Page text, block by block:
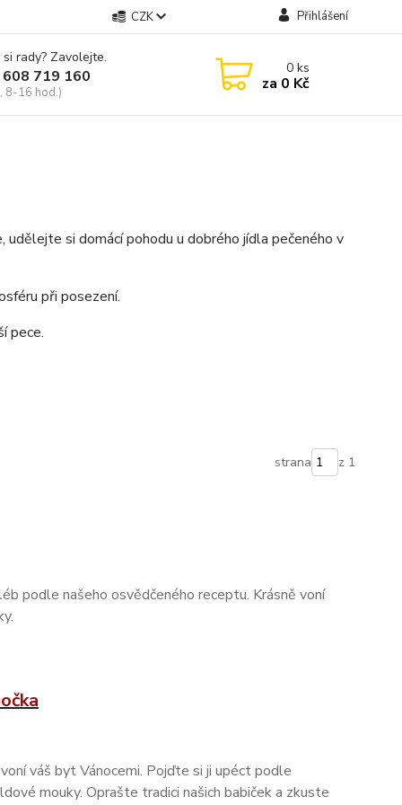
CZK Přihlášení
rady? Zavolejte.
719 160
8-16 hod.)
0ks
za 0 Kč
si domácí pohodu u dobrého jídla pečeného v
při posezení.
pece.
strana z 1
podle našeho osvědčeného receptu. Krásně voní
váš byt Vánocemi. Pojďte si ji upéct podle
mouky. Oprašte tradici našich babiček a zkuste